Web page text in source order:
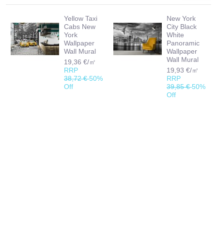
Yellow Taxi
Cabs New
York
Wallpaper
Wall Mural
19,36 €/㎡
RRP
38,72 €50%
Off
New York
City Black
White
Panoramic
Wallpaper
Wall Mural
19,93 €/㎡
RRP
39,85 €50%
Off